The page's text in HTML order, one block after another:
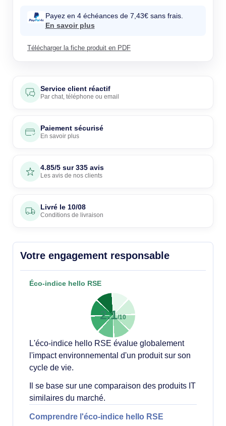
Payez en 4 échéances de 7,43€ sans frais.
En savoir plus
Télécharger la fiche produit en PDF
Service client réactif
Par chat, téléphone ou email
Paiement sécurisé
En savoir plus
4.85/5 sur 335 avis
Les avis de nos clients
Livré le 10/08
Conditions de livraison
Votre engagement responsable
Éco-indice hello RSE
2.1/10
L'éco-indice hello RSE évalue globalement
l'impact environnemental d'un produit sur son
cycle de vie.
Il se base sur une comparaison des produits IT
similaires du marché.
Comprendre l'éco-indice hello RSE